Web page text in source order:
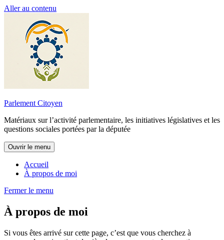
Aller au contenu
Parlement Citoyen
Matériaux sur l’activité parlementaire, les initiatives législatives et les
questions sociales portées par la députée
Ouvrir le menu
Accueil
À propos de moi
Fermer le menu
À propos de moi
Si vous êtes arrivé sur cette page, c’est que vous cherchez à